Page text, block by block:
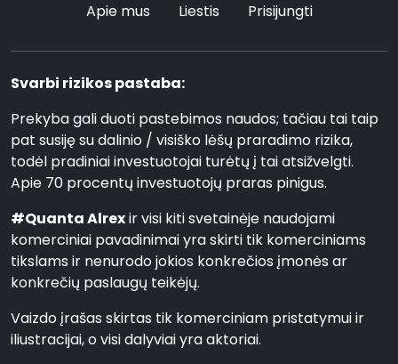
Apie mus Liestis Prisijungti
Svarbi rizikos pastaba:
Prekyba gali duoti pastebimos naudos; tačiau tai taip
pat susiję su dalinio / visiško lėšų praradimo rizika,
todėl pradiniai investuotojai turėtų į tai atsižvelgti.
Apie 70 procentų investuotojų praras pinigus.
#Quanta Alrexir visi kiti svetainėje naudojami
komerciniai pavadinimai yra skirti tik komerciniams
tikslams ir nenurodo jokios konkrečios įmonės ar
konkrečių paslaugų teikėjų.
Vaizdo įrašas skirtas tik komerciniam pristatymui ir
iliustracijai, o visi dalyviai yra aktoriai.